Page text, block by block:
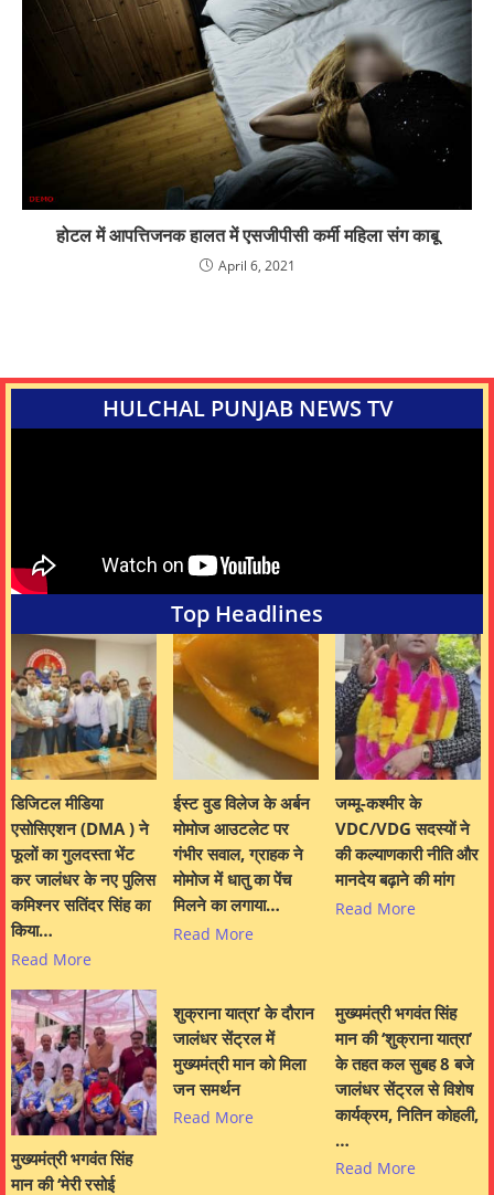
होटल में आपत्तिजनक हालत में एसजीपीसी कर्मी महिला संग काबू
April 6, 2021
HULCHAL PUNJAB NEWS TV
Top Headlines
डिजिटल मीडिया
एसोसिएशन (DMA ) ने
फूलों का गुलदस्ता भेंट
कर जालंधर के नए पुलिस
कमिश्नर सतिंदर सिंह का
किया…
Read More
ईस्ट वुड विलेज के अर्बन
मोमोज आउटलेट पर
गंभीर सवाल, ग्राहक ने
मोमोज में धातु का पेंच
मिलने का लगाया…
Read More
जम्मू-कश्मीर के
VDC/VDG सदस्यों ने
की कल्याणकारी नीति और
मानदेय बढ़ाने की मांग
Read More
मुख्यमंत्री भगवंत सिंह
मान की ‘मेरी रसोई
शुक्राना यात्रा’ के दौरान
जालंधर सेंट्रल में
मुख्यमंत्री मान को मिला
जन समर्थन
Read More
मुख्यमंत्री भगवंत सिंह
मान की ‘शुक्राना यात्रा’
के तहत कल सुबह 8 बजे
जालंधर सेंट्रल से विशेष
कार्यक्रम, नितिन कोहली,
…
Read More